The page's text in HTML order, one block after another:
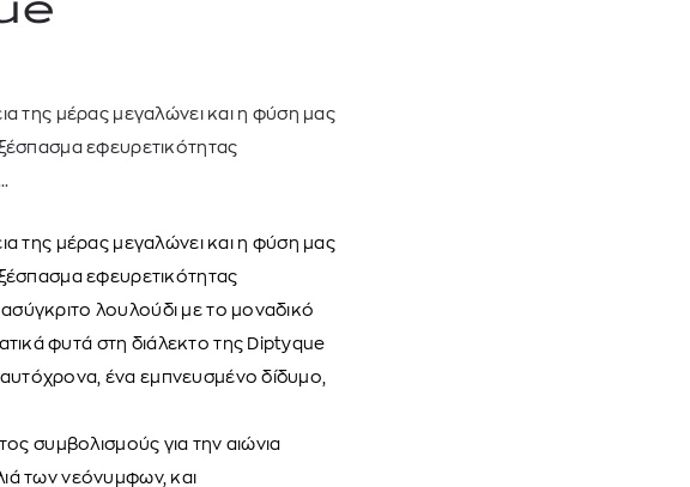
ΑΝΔΡΙΚΟ POLO ΠΟΥΛΟΒΕΡ
140,00 €
ΑΝΔΡΙΚΟ ΜΠΟΥΦΑΝ
320,00
της μέρας μεγαλώνει και η φύση μας
εφευρετικότητας
της μέρας μεγαλώνει και η φύση μας
εφευρετικότητας
λουλούδι με το μοναδικό
φυτά στη διάλεκτο της Diptyque
ένα εμπνευσμένο δίδυμο,
συμβολισμούς για την αιώνια
των νεόνυμφων, και